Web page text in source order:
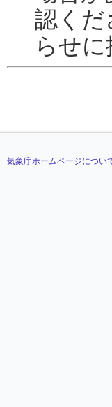
認くだ
らせに
気象庁ホームページについ